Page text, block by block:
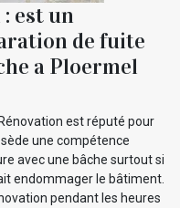
est un
de fuite
a Ploermel
est réputé pour
une compétence
avec une bâche surtout si
endommager le bâtiment.
pendant les heures